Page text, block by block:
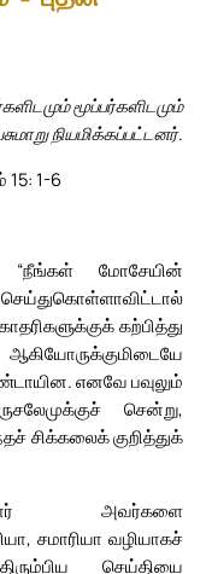
மூப்பர்களிடமும்
நியமிக்கப்பட்டனர்.
15: 1-6
“நீங்கள் மோசேயின்
கற்பித்து
எனவே பவுலும்
சென்று,
சிக்கலைக் குறித்துக்
அவர்களை
சமாரியா வழியாகச்
செய்தியை